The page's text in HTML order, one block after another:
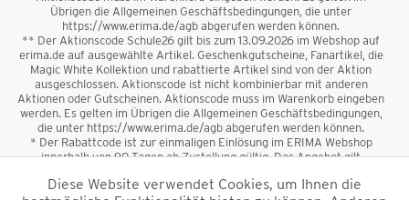
Übrigen die Allgemeinen Geschäftsbedingungen, die unter
https://www.erima.de/agb abgerufen werden können.
** Der Aktionscode Schule26 gilt bis zum 13.09.2026 im Webshop auf
erima.de auf ausgewählte Artikel. Geschenkgutscheine, Fanartikel, die
Magic White Kollektion und rabattierte Artikel sind von der Aktion
ausgeschlossen. Aktionscode ist nicht kombinierbar mit anderen
Aktionen oder Gutscheinen. Aktionscode muss im Warenkorb eingeben
werden. Es gelten im Übrigen die Allgemeinen Geschäftsbedingungen,
die unter https://www.erima.de/agb abgerufen werden können.
* Der Rabattcode ist zur einmaligen Einlösung im ERIMA Webshop
innerhalb von 90 Tagen ab Zustellung gültig. Das Angebot gilt
sowie Geschenkgutscheine sind vom Rabatt ausgeschlossen. Der
Diese Website verwendet Cookies, um Ihnen die